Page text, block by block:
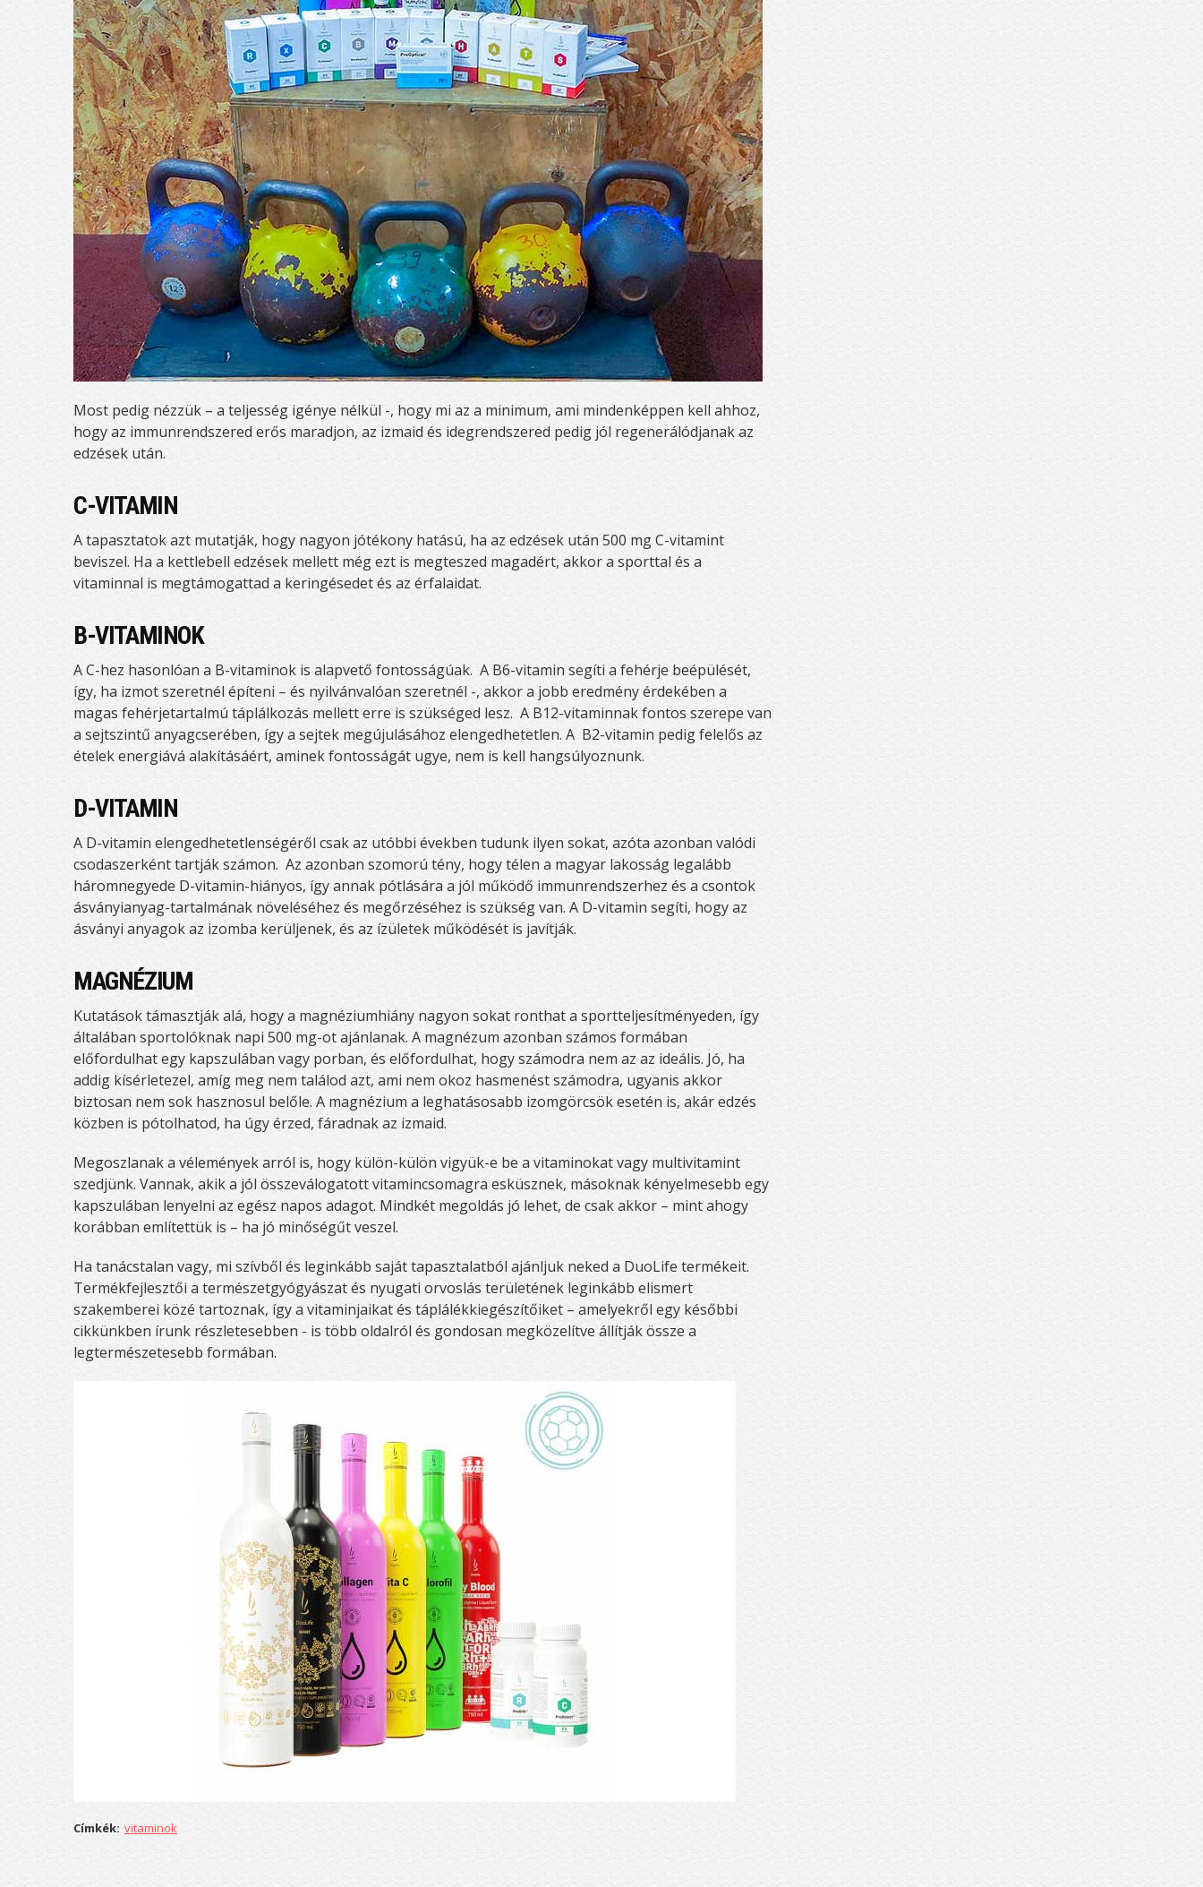
Most pedig nézzük – a teljesség igénye nélkül -, hogy mi az a minimum, ami mindenképpen kell ahhoz,
hogy az immunrendszered erős maradjon, az izmaid és idegrendszered pedig jól regenerálódjanak az
edzések után.
C-VITAMIN
A tapasztatok azt mutatják, hogy nagyon jótékony hatású, ha az edzések után 500 mg C-vitamint
beviszel. Ha a kettlebell edzések mellett még ezt is megteszed magadért, akkor a sporttal és a
vitaminnal is megtámogattad a keringésedet és az érfalaidat.
B-VITAMINOK
A C-hez hasonlóan a B-vitaminok is alapvető fontosságúak. A B6-vitamin segíti a fehérje beépülését,
így, ha izmot szeretnél építeni – és nyilvánvalóan szeretnél -, akkor a jobb eredmény érdekében a
magas fehérjetartalmú táplálkozás mellett erre is szükséged lesz. A B12-vitaminnak fontos szerepe van
a sejtszintű anyagcserében, így a sejtek megújulásához elengedhetetlen. A B2-vitamin pedig felelős az
ételek energiává alakításáért, aminek fontosságát ugye, nem is kell hangsúlyoznunk.
D-VITAMIN
A D-vitamin elengedhetetlenségéről csak az utóbbi években tudunk ilyen sokat, azóta azonban valódi
csodaszerként tartják számon. Az azonban szomorú tény, hogy télen a magyar lakosság legalább
háromnegyede D-vitamin-hiányos, így annak pótlására a jól működő immunrendszerhez és a csontok
ásványianyag-tartalmának növeléséhez és megőrzéséhez is szükség van. A D-vitamin segíti, hogy az
ásványi anyagok az izomba kerüljenek, és az ízületek működését is javítják.
MAGNÉZIUM
Kutatások támasztják alá, hogy a magnéziumhiány nagyon sokat ronthat a sportteljesítményeden, így
általában sportolóknak napi 500 mg-ot ajánlanak. A magnézum azonban számos formában
előfordulhat egy kapszulában vagy porban, és előfordulhat, hogy számodra nem az az ideális. Jó, ha
addig kísérletezel, amíg meg nem találod azt, ami nem okoz hasmenést számodra, ugyanis akkor
biztosan nem sok hasznosul belőle. A magnézium a leghatásosabb izomgörcsök esetén is, akár edzés
közben is pótolhatod, ha úgy érzed, fáradnak az izmaid.
Megoszlanak a vélemények arról is, hogy külön-külön vigyük-e be a vitaminokat vagy multivitamint
szedjünk. Vannak, akik a jól összeválogatott vitamincsomagra esküsznek, másoknak kényelmesebb egy
kapszulában lenyelni az egész napos adagot. Mindkét megoldás jó lehet, de csak akkor – mint ahogy
korábban említettük is – ha jó minőségűt veszel.
Ha tanácstalan vagy, mi szívből és leginkább saját tapasztalatból ajánljuk neked a DuoLife termékeit.
Termékfejlesztői a természetgyógyászat és nyugati orvoslás területének leginkább elismert
szakemberei közé tartoznak, így a vitaminjaikat és táplálékkiegészítőiket – amelyekről egy későbbi
cikkünkben írunk részletesebben - is több oldalról és gondosan megközelítve állítják össze a
legtermészetesebb formában.
Címkék: vitaminok